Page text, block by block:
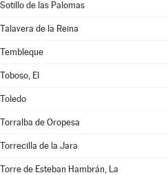
Sotillo de las Palomas
Talavera de la Reina
Tembleque
Toboso, El
Toledo
Torralba de Oropesa
Torrecilla de la Jara
Torre de Esteban Hambrán, La